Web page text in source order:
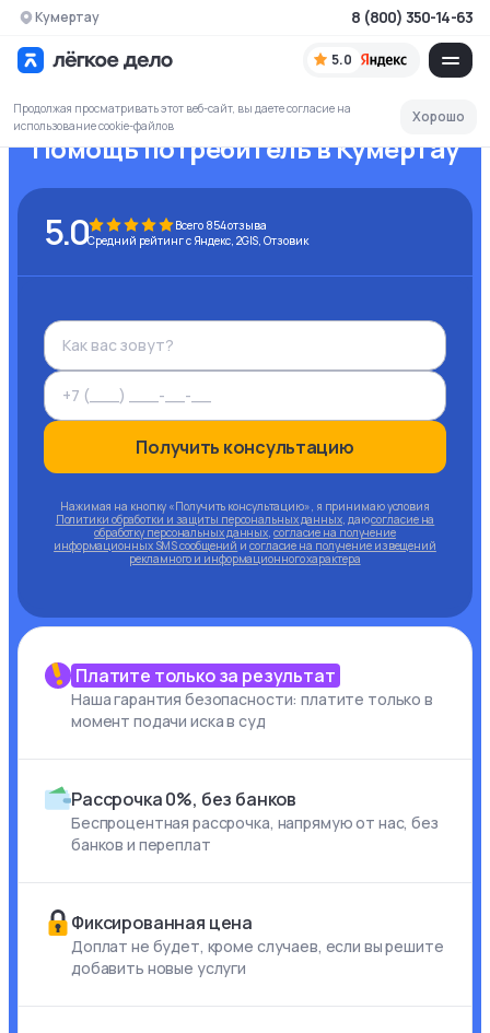
Кумертау
5.0
8 (800) 350-14-63
Продолжая просматривать этот веб-сайт, вы даете согласие на
использование cookie-файлов
Хорошо
Помощь потребительв Кумертау
5.0 Всего 854отзыва
Средний рейтинг с Яндекс, 2GIS, Отзовик
Получить консультацию
Нажимая на кнопку «Получить консультацию», я принимаю условия
Политики обработки и защиты персональных данных, даюсогласие на
обработку персональных данных, согласие на получение
информационных SMS сообщений и согласие на получение извещений
рекламного и информационного характера
Платите только за результат
Наша гарантия безопасности: платите только в
момент подачи иска в суд
Рассрочка 0%, без банков
Беспроцентная рассрочка, напрямую от нас, без
банков и переплат
Фиксированная цена
Доплат не будет, кроме случаев, если вы решите
добавить новые услуги